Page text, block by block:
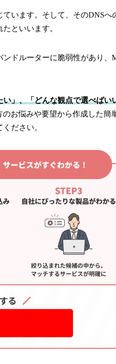
ています。そして、その
といいます。
ドルーターに脆弱性があり
」、「どんな観点で選べば
お悩みや要望から作成した簡
ださい。